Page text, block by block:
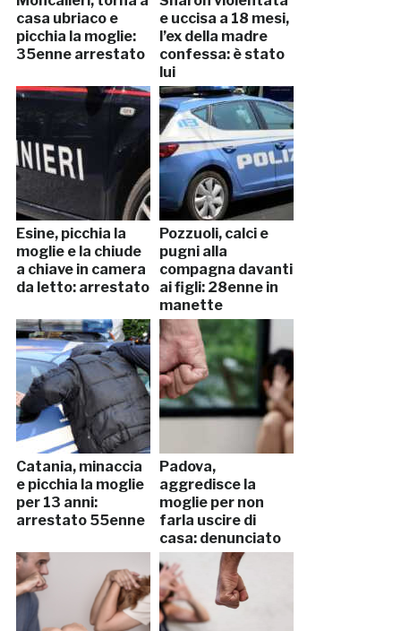
casa ubriaco e
picchia la moglie:
35enne arrestato
e uccisa a 18 mesi,
l’ex della madre
confessa: è stato
lui
Esine, picchia la
moglie e la chiude
a chiave in camera
da letto: arrestato
Pozzuoli, calci e
pugni alla
compagna davanti
ai figli: 28enne in
manette
Catania, minaccia
e picchia la moglie
per 13 anni:
arrestato 55enne
Padova,
aggredisce la
moglie per non
farla uscire di
casa: denunciato